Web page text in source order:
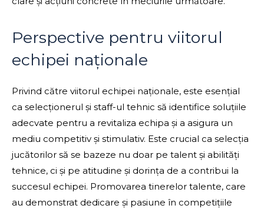
Perspective pentru viitorul
echipei naționale
Privind către viitorul echipei naționale, este esențial
ca selecționerul și staff-ul tehnic să identifice soluțiile
adecvate pentru a revitaliza echipa și a asigura un
mediu competitiv și stimulativ. Este crucial ca selecția
jucătorilor să se bazeze nu doar pe talent și abilități
tehnice, ci și pe atitudine și dorința de a contribui la
succesul echipei. Promovarea tinerelor talente, care
au demonstrat dedicare și pasiune în competițiile